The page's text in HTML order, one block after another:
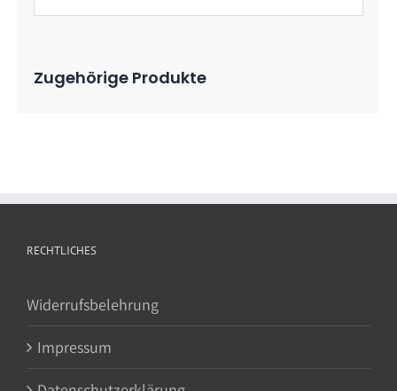
Zugehörige Produkte
RECHTLICHES
Widerrufsbelehrung
Impressum